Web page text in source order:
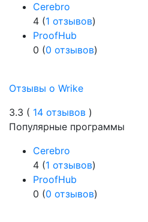
Cerebro
4 (1 отзывов)
ProofHub
0 (0 отзывов)
Отзывы о Wrike
3.3 ( 14 отзывов )
Популярные программы
Cerebro
4 (1 отзывов)
ProofHub
0 (0 отзывов)